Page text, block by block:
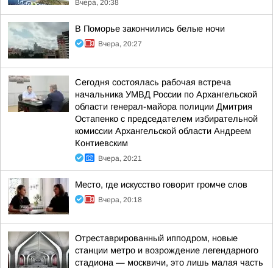
Вчера, 20:38
В Поморье закончились белые ночи
Вчера, 20:27
Сегодня состоялась рабочая встреча
начальника УМВД России по Архангельской
области генерал-майора полиции Дмитрия
Остапенко с председателем избирательной
комиссии Архангельской области Андреем
Контиевским
Вчера, 20:21
Место, где искусство говорит громче слов
Вчера, 20:18
Отреставрированный ипподром, новые
станции метро и возрождение легендарного
стадиона — москвичи, это лишь малая часть